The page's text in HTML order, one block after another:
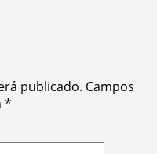
publicado. Campos
*